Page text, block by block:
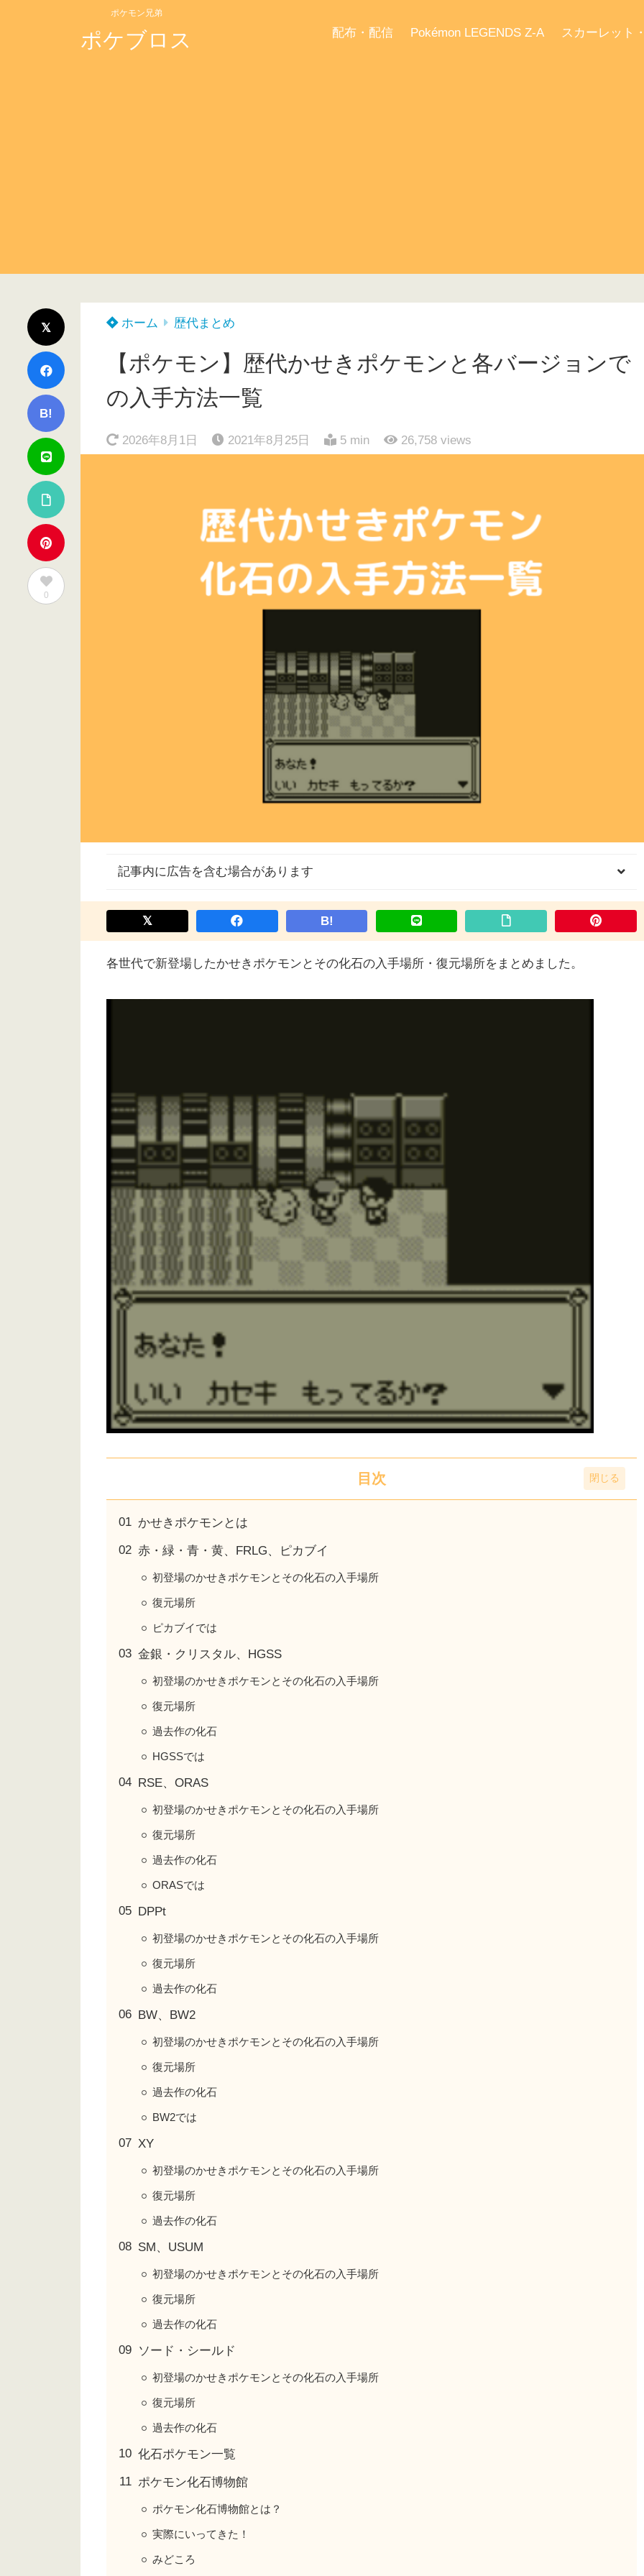
ポケモン兄弟
ポケブロス 配布・配信 Pokémon LEGENDS Z-A スカーレット
B!
0
ホーム 歴代まとめ
【ポケモン】歴代かせきポケモンと各バージョンで
の入手方法一覧
2026年8月1日 2021年8月25日 5 min 26,758 views
記事内に広告を含む場合があります
B!
各世代で新登場したかせきポケモンとその化石の入手場所・復元場所をまとめました。
目次
かせきポケモンとは
赤・緑・青・黄、FRLG、ピカブイ
初登場のかせきポケモンとその化石の入手場所
復元場所
ピカブイでは
金銀・クリスタル、HGSS
初登場のかせきポケモンとその化石の入手場所
復元場所
過去作の化石
HGSSでは
RSE、ORAS
初登場のかせきポケモンとその化石の入手場所
復元場所
過去作の化石
ORASでは
DPPt
初登場のかせきポケモンとその化石の入手場所
復元場所
過去作の化石
BW、BW2
初登場のかせきポケモンとその化石の入手場所
復元場所
過去作の化石
BW2では
XY
初登場のかせきポケモンとその化石の入手場所
復元場所
過去作の化石
SM、USUM
初登場のかせきポケモンとその化石の入手場所
復元場所
過去作の化石
ソード・シールド
初登場のかせきポケモンとその化石の入手場所
復元場所
過去作の化石
化石ポケモン一覧
ポケモン化石博物館
ポケモン化石博物館とは？
実際にいってきた！
みどころ